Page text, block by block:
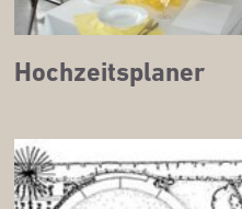
Hoch­zeits­pla­ner